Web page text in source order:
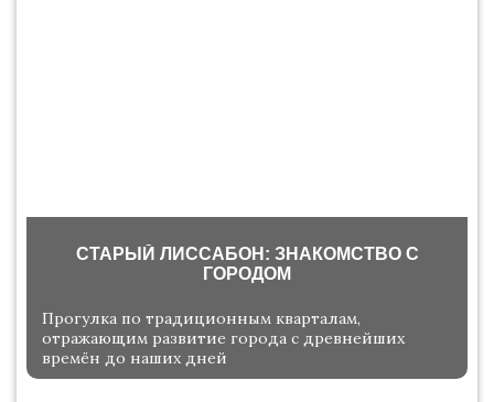
СТАРЫЙ ЛИССАБОН: ЗНАКОМСТВО С
ГОРОДОМ
Прогулка по традиционным кварталам,
отражающим развитие города с древнейших
времён до наших дней